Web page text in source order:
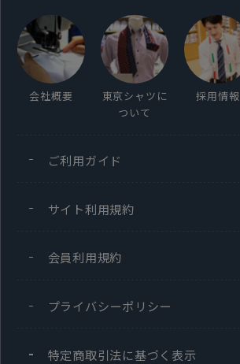
会社概要
東京シャツに
ついて
採用情報
ご利用ガイド
サイト利用規約
会員利用規約
プライバシーポリシー
特定商取引法に基づく表示